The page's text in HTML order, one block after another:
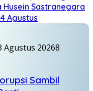
Husein Sastranegara
Agustus
Agustus 20268
Sambil